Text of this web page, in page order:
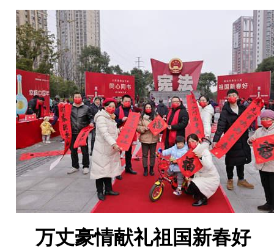
万丈豪情献礼祖国新春好